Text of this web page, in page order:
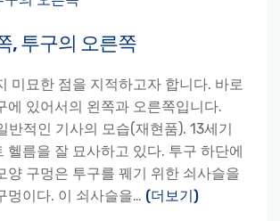
, 투구의 오른쪽
미묘한 점을 지적하고자 합니다. 바로
에 있어서의 왼쪽과 오른쪽입니다.
반적인 기사의 모습(재현품). 13세기
헬름을 잘 묘사하고 있다. 투구 하단에
양 구멍은 투구를 꿰기 위한 쇠사슬을
멍이다. 이 쇠사슬을… (더보기)